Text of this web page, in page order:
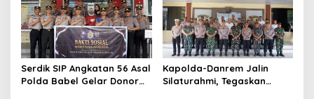
mudah di provokasi
Serdik SIP Angkatan 56 Asal
Polda Babel Gelar Donor
Kapolda-Danrem Jalin
Silaturahmi, Tegaskan